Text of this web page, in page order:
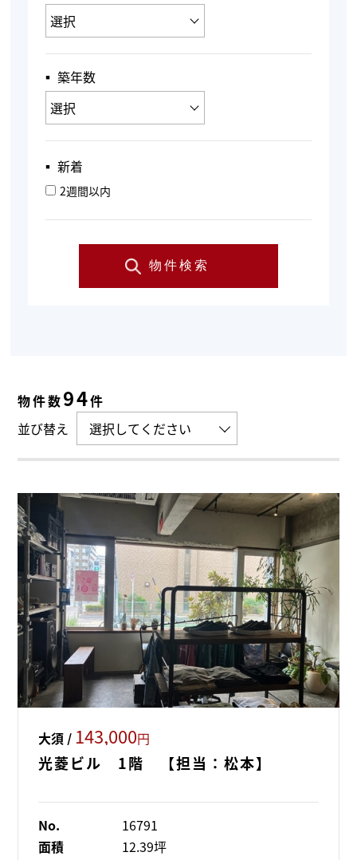
▪︎ 築年数
▪︎ 新着
2週間以内
物件検索
物件数94件
並び替え
大須 / 143,000円
光菱ビル 1階 【担当：松本】
No.
16791
面積
12.39坪